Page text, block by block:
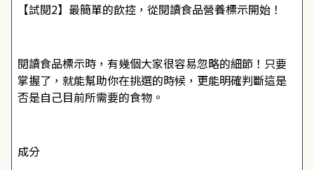
【試閱2】最簡單的飲控，從閱讀食品營養標示開始！
閱讀食品標示時，有幾個大家很容易忽略的細節！只要
掌握了，就能幫助你在挑選的時候，更能明確判斷這是
否是自己目前所需要的食物。
成分